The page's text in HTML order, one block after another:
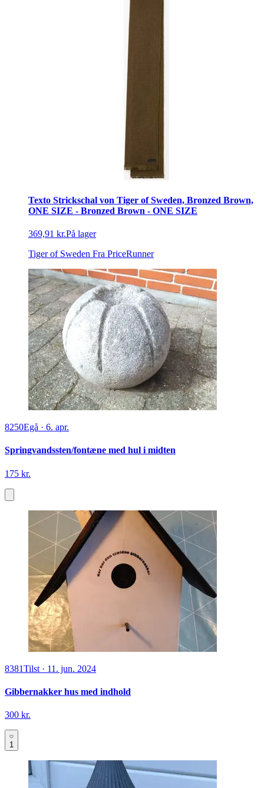
Texto Strickschal von Tiger of Sweden, Bronzed Brown,
ONE SIZE - Bronzed Brown - ONE SIZE
369,91 kr.På lager
Tiger of Sweden Fra PriceRunner
8250Egå · 6. apr.
Springvandssten/fontæne med hul i midten
175 kr.
8381Tilst · 11. jun. 2024
Gibbernakker hus med indhold
300 kr.
1